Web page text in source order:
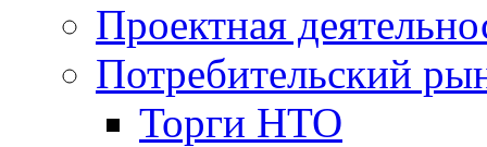
Проектная
Потребительский
Торги НТО